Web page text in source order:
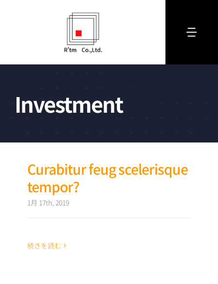
Home
企業紹介
お問い合わせ
Investment
Curabitur feug scelerisque
tempor?
1月 17th, 2019
続きを読む